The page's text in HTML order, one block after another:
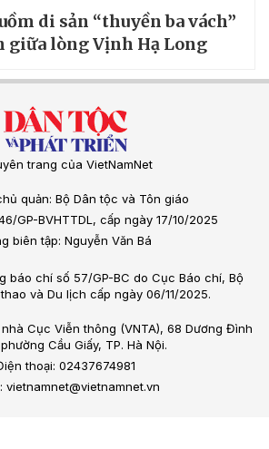
di sản “thuyền ba vách”
giữa lòng Vịnh Hạ Long
trang của VietNamNet
quản: Bộ Dân tộc và Tôn giáo
GP-BVHTTDL, cấp ngày 17/10/2025
biên tập: Nguyễn Văn Bá
báo chí số 57/GP-BC do Cục Báo chí, Bộ
và Du lịch cấp ngày 06/11/2025.
Cục Viễn thông (VNTA), 68 Dương Đình
Cầu Giấy, TP. Hà Nội.
thoại: 02437674981
vietnamnet@vietnamnet.vn